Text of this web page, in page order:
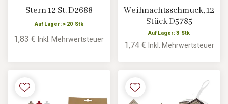
Stern 12 St. D2688
Auf Lager: > 20 Stk
1,83 €Inkl. Mehrwertsteuer
Weihnachtsschmuck, 12
Stück D5785
Auf Lager: 3 Stk
1,74 € Inkl. Mehrwertsteuer